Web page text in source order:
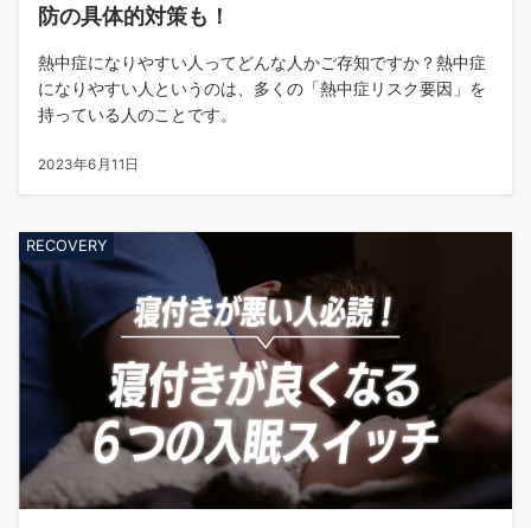
防の具体的対策も！
熱中症になりやすい人ってどんな人かご存知ですか？熱中症
になりやすい人というのは、多くの「熱中症リスク要因」を
持っている人のことです。
2023年6月11日
RECOVERY